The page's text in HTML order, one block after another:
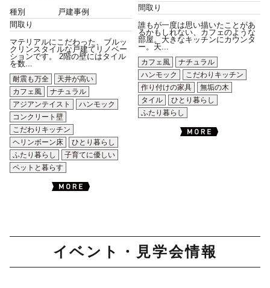
種別
戸建事例
間取り
マテリアルにこだわった、ブルッ
クリンスタイルな戸建てリノベー
ションです。 2階の壁にはタイル
を数...
耐震も万全
天井が高い
カフェ風
ナチュラル
アジアンテイスト
ハンモック
コンクリート壁
こだわりキッチン
ヘリンボーン床
ひとり暮らし
ふたり暮らし
子育てに優しい
ペットと暮らす
間取り
誰もが一度は思い描いたことがあ
るかもしれない、カフェのような
部屋。大きなキッチンにカウンタ
ー。天...
カフェ風
ナチュラル
ハンモック
こだわりキッチン
作り付けの家具
無垢の木
タイル
ひとり暮らし
ふたり暮らし
イベント・見学会情報